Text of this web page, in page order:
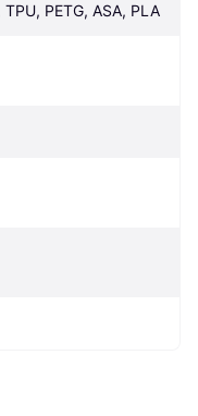
TPU, PETG, ASA, PLA